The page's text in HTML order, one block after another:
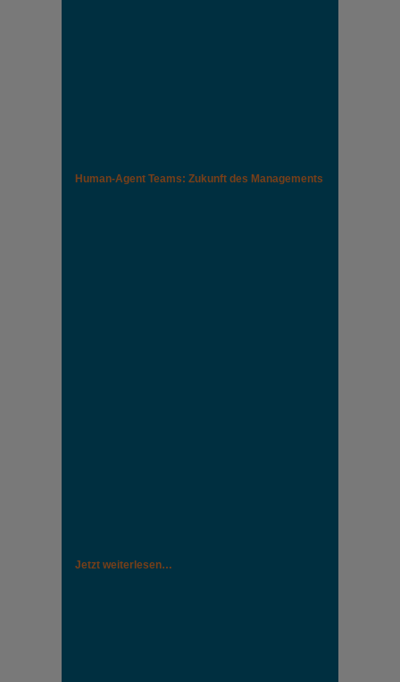
Human-Agent Teams: Zukunft des Managements
Jetzt weiterlesen…